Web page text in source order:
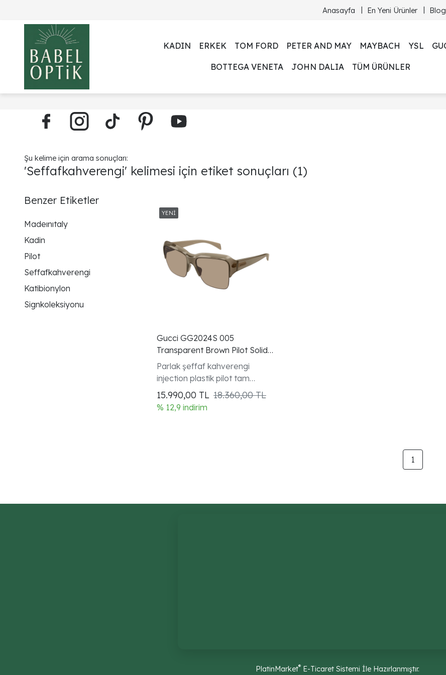
Anasayfa En Yeni Ürünler Blog
KADIN ERKEK TOM FORD PETER AND MAY MAYBACH YSL
BOTTEGA VENETA JOHN DALIA TÜM ÜRÜNLER
Şu kelime için arama sonuçları:
'Seffafkahverengi' kelimesi için etiket sonuçları (1)
Benzer Etiketler
Madeınıtaly
Kadin
Pilot
Seffafkahverengi
Katibionylon
Signkoleksiyonu
Gucci GG2024S 005
Transparent Brown Pilot Solid
Brown Gunes Gozlugu
Parlak şeffaf kahverengi
injection plastik pilot tam
kenarlı çerçeve Sign
koleksiyonu kadın modeli
15.990,00 TL 18.360,00 TL
% 12,9 indirim
1
PlatinMarket® E-Ticaret Sistemi İle Hazırlanmıştır.